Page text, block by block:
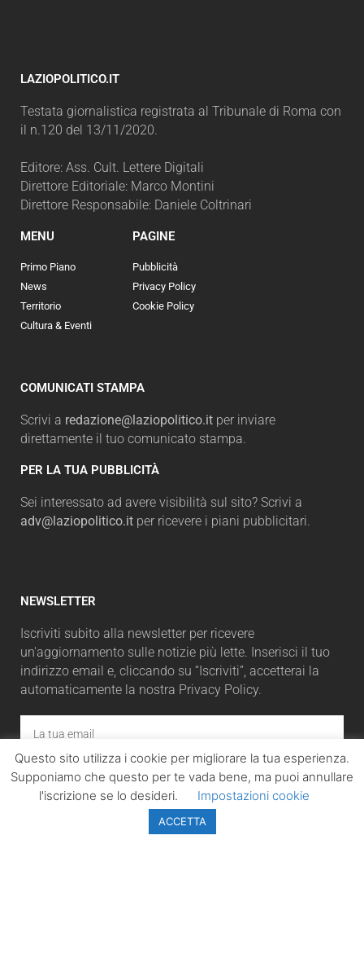
LAZIOPOLITICO.IT
Testata giornalistica registrata al Tribunale di Roma con
il n.120 del 13/11/2020.
Editore: Ass. Cult. Lettere Digitali
Direttore Editoriale: Marco Montini
Direttore Responsabile: Daniele Coltrinari
MENU
Primo Piano
News
Territorio
Cultura & Eventi
PAGINE
Pubblicità
Privacy Policy
Cookie Policy
COMUNICATI STAMPA
Scrivi a redazione@laziopolitico.it per inviare
direttamente il tuo comunicato stampa.
PER LA TUA PUBBLICITÀ
Sei interessato ad avere visibilità sul sito? Scrivi a
adv@laziopolitico.it per ricevere i piani pubblicitari.
NEWSLETTER
Iscriviti subito alla newsletter per ricevere
un'aggiornamento sulle notizie più lette. Inserisci il tuo
indirizzo email e, cliccando su “Iscriviti”, accetterai la
automaticamente la nostra Privacy Policy.
ISCRIVITI
Questo sito utilizza i cookie per migliorare la tua esperienza.
Supponiamo che questo per te vada bene, ma puoi annullare
l'iscrizione se lo desideri.
Impostazioni cookie
ACCETTA